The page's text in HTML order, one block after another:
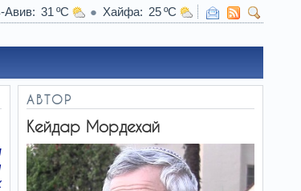
Авив 31 Хайфа
25
АВТОР
Кейдар Мордехай